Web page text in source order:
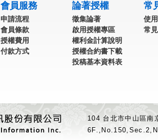
會員服務
申請流程
會員條款
授權費用
付款方式
論著授權
徵集論著
啟用授權專區
權利金計算說明
授權合約書下載
投稿基本資料表
常
使
常
104 台北市中山區